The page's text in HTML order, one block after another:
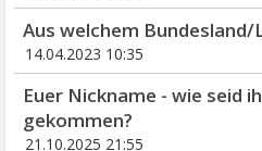
Aus welchem
14.04.2023 10:35
Euer Nickname - wie seid
gekommen?
21.10.2025 21:55